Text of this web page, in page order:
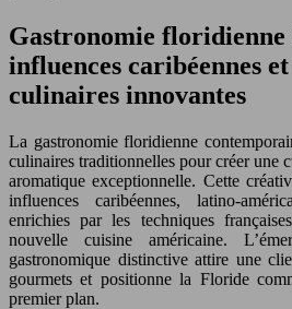
Gastronomie floridienne
influences caribéennes
culinaires innovantes
La gastronomie floridienne
culinaires traditionnelles pour créer une
aromatique exceptionnelle. Cette
influences caribéennes, latino-
enrichies par les techniques
nouvelle cuisine américaine.
gastronomique distinctive attire une
gourmets et positionne la Floride
premier plan.